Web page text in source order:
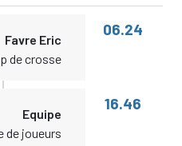
Favre Eric
de crosse
06.24
Equipe
de joueurs
16.46